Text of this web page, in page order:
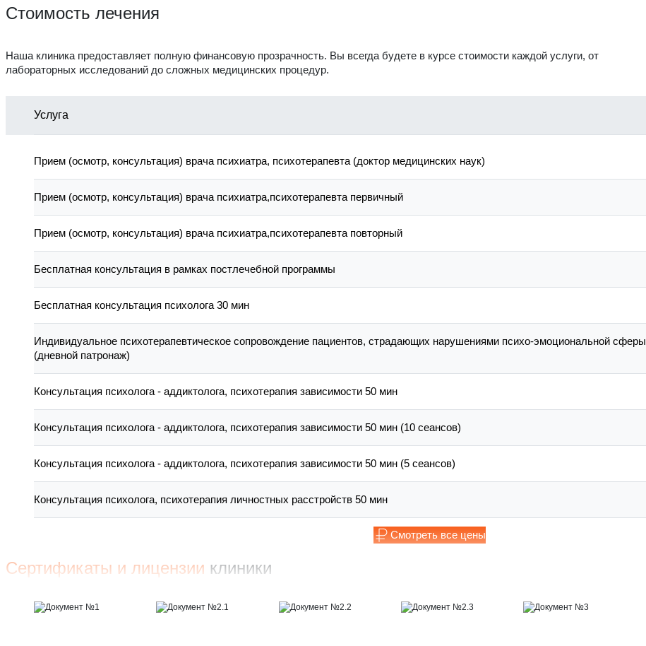
Стоимость лечения
Наша клиника предоставляет полную финансовую прозрачность. Вы всегда будете в курсе стоимости каждой услуги, от
лабораторных исследований до сложных медицинских процедур.
Услуга
Прием (осмотр, консультация) врача психиатра, психотерапевта (доктор медицинских наук)
Прием (осмотр, консультация) врача психиатра,психотерапевта первичный
Прием (осмотр, консультация) врача психиатра,психотерапевта повторный
Бесплатная консультация в рамках постлечебной программы
Бесплатная консультация психолога 30 мин
Индивидуальное психотерапевтическое сопровождение пациентов, страдающих нарушениями психо-эмоциональной сферы
(дневной патронаж)
Консультация психолога - аддиктолога, психотерапия зависимости 50 мин
Консультация психолога - аддиктолога, психотерапия зависимости 50 мин (10 сеансов)
Консультация психолога - аддиктолога, психотерапия зависимости 50 мин (5 сеансов)
Консультация психолога, психотерапия личностных расстройств 50 мин
Смотреть все цены
Сертификаты и лицензии клиники